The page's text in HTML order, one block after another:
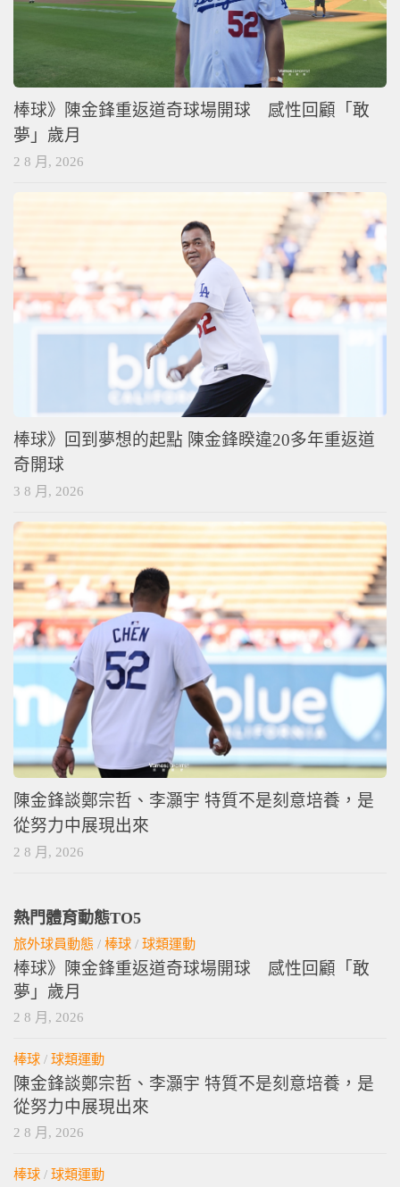
棒球》陳金鋒重返道奇球場開球 感性回顧「敢
夢」歲月
2 8 月, 2026
棒球》回到夢想的起點 陳金鋒睽違20多年重返道
奇開球
3 8 月, 2026
陳金鋒談鄭宗哲、李灝宇 特質不是刻意培養，是
從努力中展現出來
2 8 月, 2026
熱門體育動態TO5
旅外球員動態 / 棒球 / 球類運動
棒球》陳金鋒重返道奇球場開球 感性回顧「敢
夢」歲月
2 8 月, 2026
棒球 / 球類運動
陳金鋒談鄭宗哲、李灝宇 特質不是刻意培養，是
從努力中展現出來
2 8 月, 2026
棒球 / 球類運動